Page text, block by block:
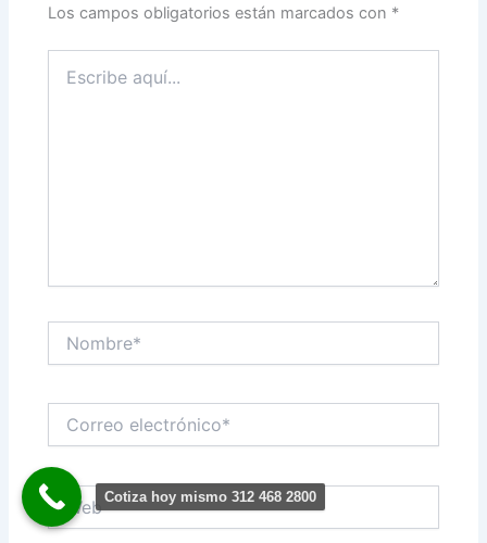
Los campos obligatorios están marcados con *
aquí...
electrónico*
Web Cotiza hoy mismo 312 468 2800